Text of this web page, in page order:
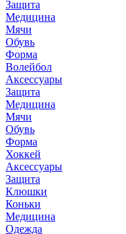
Защита
Медицина
Мячи
Обувь
Форма
Волейбол
Аксессуары
Защита
Медицина
Мячи
Обувь
Форма
Хоккей
Аксессуары
Защита
Клюшки
Коньки
Медицина
Одежда